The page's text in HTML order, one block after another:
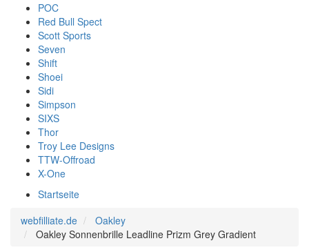
POC
Red Bull Spect
Scott Sports
Seven
Shift
Shoei
Sidi
Simpson
SIXS
Thor
Troy Lee Designs
TTW-Offroad
X-One
Startseite
webfilliate.de
Oakley
Oakley Sonnenbrille Leadline Prizm Grey Gradient